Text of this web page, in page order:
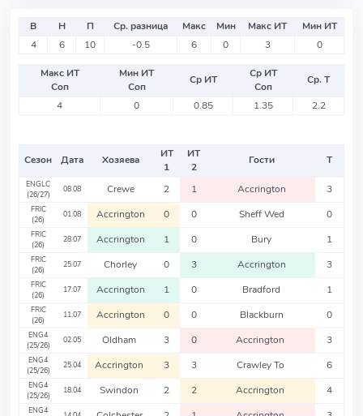
В Н П Ср. разница Макс Мин Макс ИТ
Мин ИТ
4
6 10 -0.5 6 0 3 0
Макс ИТ
Соп
Мин ИТ
Соп
Ср ИТ
Ср ИТ
Соп
Ср. Т
4
0 0.85 1.35 2.2
Сезон Дата Хозяева
ИТ
1
ИТ
2
Гости Т
ENGLC
(26/27)
08.08 Crewe 2 1 Accrington 3
FRIC
(26)
01.08 Accrington 0 0 Sheff Wed 0
FRIC
(26)
28.07 Accrington 1 0 Bury 1
FRIC
(26)
25.07 Chorley 0 3 Accrington 3
FRIC
(26)
17.07 Accrington 1 0 Bradford 1
FRIC
(26)
11.07 Accrington 0 0 Blackburn 0
ENG4
(25/26)
02.05 Oldham 3 0 Accrington 3
ENG4
(25/26)
25.04 Accrington 3 3 Crawley To 6
ENG4
(25/26)
18.04 Swindon 2 2 Accrington 4
ENG4